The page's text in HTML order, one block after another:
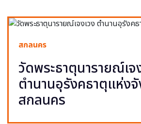
สกลนคร
วัดพระธาตุนารายณ์เจ
ตำนานอุรังคธาตุแห่ง
สกลนคร